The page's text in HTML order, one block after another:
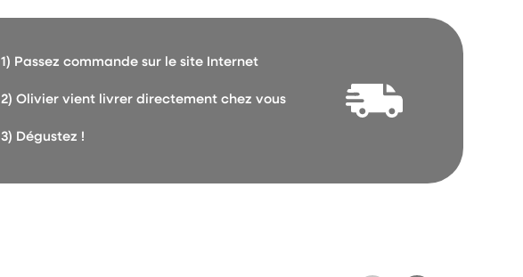
1) Passez commande sur le site Internet
2) Olivier vient livrer directement chez vous
3) Dégustez !